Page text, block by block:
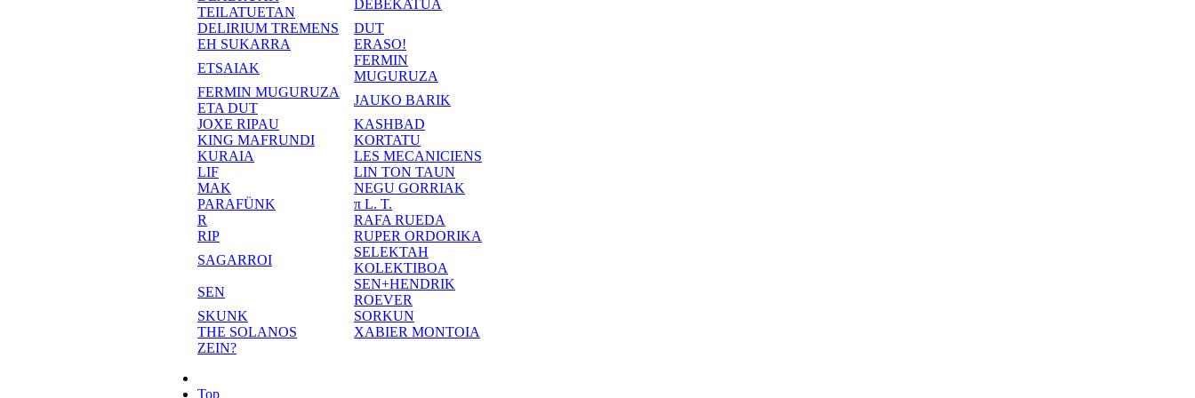
TEILATUETAN
DEBEKATUA
DELIRIUM TREMENS
DUT
EH SUKARRA
ERASO!
ETSAIAK
FERMIN
MUGURUZA
FERMIN MUGURUZA
ETA DUT
JAUKO BARIK
JOXE RIPAU
KASHBAD
KING MAFRUNDI
KORTATU
KURAIA
LES MECANICIENS
LIF
LIN TON TAUN
MAK
NEGU GORRIAK
PARAFÜNK
π L. T.
R
RAFA RUEDA
RIP
RUPER ORDORIKA
SAGARROI
SELEKTAH
KOLEKTIBOA
SEN
SEN+HENDRIK
ROEVER
SKUNK
SORKUN
THE SOLANOS
XABIER MONTOIA
ZEIN?
Top